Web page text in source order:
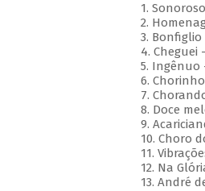
1.
2.
3.
4. Cheguei
5. Ingênuo
6.
7.
8. Doce
9.
10. Choro
11.
12. Na
13. André